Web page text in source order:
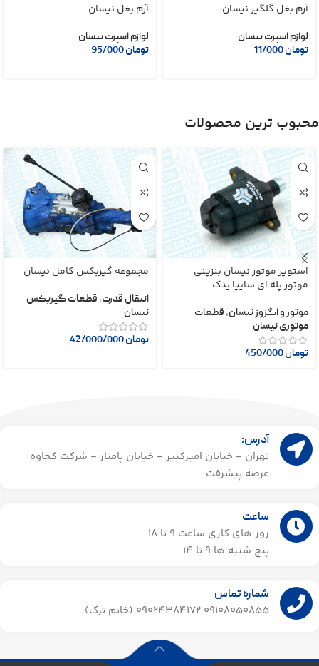
آرم بغل گلگیر نیسان
لوازم اسپرت نیسان
تومان
آرم بغل نیسان
لوازم اسپرت نیسان
تومان
محبوب ترین محصولات
استوپر موتور نیسان بنزینی
موتور پله ای سایپا یدک
موتور و اگزوز نیسان, قطعات
موتوری نیسان
تومان
مجموعه گیربکس کامل نیسان
انتقال قدرت, قطعات گیربکس
نیسان
تومان
آدرس:
تهران - خیابان امیرکبیر - خیابان پامنار - شرکت کجاوه
عرصه پیشرفت
ساعت
روز های کاری ساعت ۹ تا 18
پنج شنبه ها 9 تا 14​
شماره تماس
09108050855 09024384172 (خانم ترک)